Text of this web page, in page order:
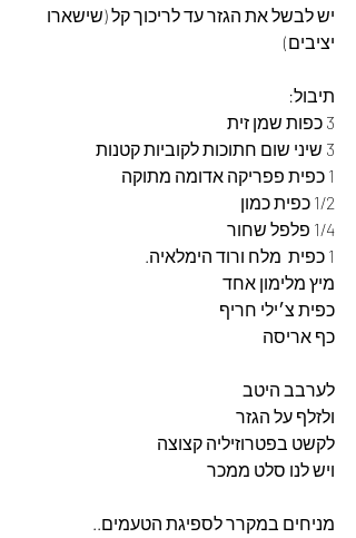
יש לבשל את הגזר עד לריכוך קל (שישארו
יציבים)
תיבול:
3 כפות שמן זית
3 שיני שום חתוכות לקוביות קטנות
1 כפית פפריקה אדומה מתוקה
1/2 כפית כמון
1/4 פלפל שחור
1 כפית  מלח ורוד הימלאיה.
מיץ מלימון אחד
כפית צ׳ילי חריף
כף אריסה
לערבב היטב
ולזלף על הגזר
לקשט בפטרוזיליה קצוצה
ויש לנו סלט ממכר
מניחים במקרר לספיגת הטעמים..